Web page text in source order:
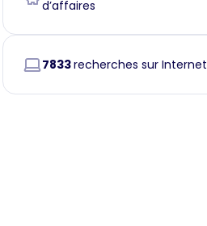
d’affaires
7833recherches sur Internet